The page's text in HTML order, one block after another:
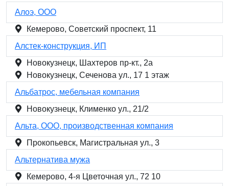
Алоэ, ООО
Кемерово, Советский проспект, 11
Алстек-конструкция, ИП
Новокузнецк, Шахтеров пр-кт., 2а
Новокузнецк, Сеченова ул., 17 1 этаж
Альбатрос, мебельная компания
Новокузнецк, Клименко ул., 21/2
Альта, ООО, производственная компания
Прокопьевск, Магистральная ул., 3
Альтернатива мужа
Кемерово, 4-я Цветочная ул., 72 10